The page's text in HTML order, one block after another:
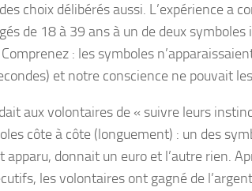
choix délibérés aussi. L’expérience a
de 18 à 39 ans à un de deux symboles
: les symboles
et notre conscience ne pouvait
aux volontaires de « suivre leurs
côte à côte (longuement) : un des
apparu, donnait un euro et l’autre rien.
les volontaires ont gagné de